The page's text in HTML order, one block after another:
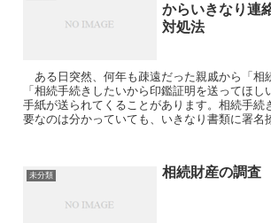
からいきなり連
対処法
ある日突然、何年も疎遠だった親戚から「相
「相続手続きしたいから印鑑証明を送ってほし
手紙が送られてくることがあります。相続手続
要なのは分かっていても、いきなり書類に署名
未分類 相続財産の調査